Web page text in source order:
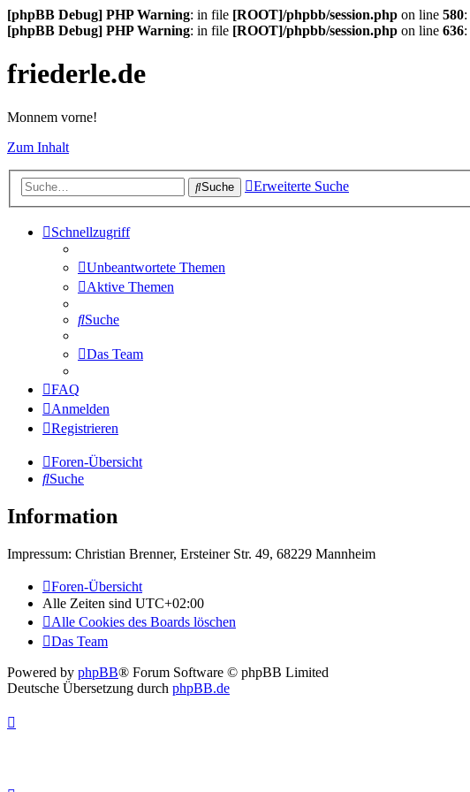
[phpBB Debug] PHP Warning: in file [ROOT]/phpbb/session.php on line 580:
[phpBB Debug] PHP Warning: in file [ROOT]/phpbb/session.php on line 636:
friederle.de
Monnem vorne!
Zum Inhalt
Suche Erweiterte Suche
Schnellzugriff
Unbeantwortete Themen
Aktive Themen
Suche
Das Team
FAQ
Anmelden
Registrieren
Foren-Übersicht
Suche
Information
Impressum: Christian Brenner, Ersteiner Str. 49, 68229 Mannheim
Foren-Übersicht
Alle Zeiten sind UTC+02:00
Alle Cookies des Boards löschen
Das Team
Powered by phpBB® Forum Software © phpBB Limited
Deutsche Übersetzung durch phpBB.de